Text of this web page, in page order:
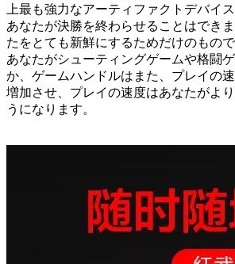
上最も強力なアーティファクトデバイ
あなたが決勝を終わらせることはでき
たをとても新鮮にするためだけのもので
あなたがシューティングゲームや格闘
か、ゲームハンドルはまた、プレイの
増加させ、プレイの速度はあなたがよ
うになります。